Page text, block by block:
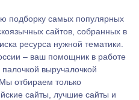
подборку самых популярных
сайтов, собранных в
ресурса нужной тематики.
– ваш помощник в работе
выручалочкой
отбираем только
сайты, лучшие сайты и